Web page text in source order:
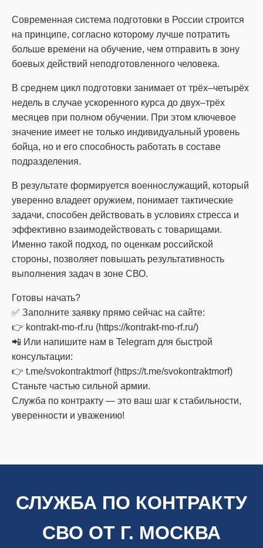
Современная система подготовки в России строится
на принципе, согласно которому лучше потратить
больше времени на обучение, чем отправить в зону
боевых действий неподготовленного человека.
В среднем цикл подготовки занимает от трёх–четырёх
недель в случае ускоренного курса до двух–трёх
месяцев при полном обучении. При этом ключевое
значение имеет не только индивидуальный уровень
бойца, но и его способность работать в составе
подразделения.
В результате формируется военнослужащий, который
уверенно владеет оружием, понимает тактические
задачи, способен действовать в условиях стресса и
эффективно взаимодействовать с товарищами.
Именно такой подход, по оценкам российской
стороны, позволяет повышать результативность
выполнения задач в зоне СВО.
Готовы начать?
✅ Заполните заявку прямо сейчас на сайте:
👉 kontrakt-mo-rf.ru (https://kontrakt-mo-rf.ru/)
📲 Или напишите нам в Telegram для быстрой
консультации:
👉 t.me/svokontraktmorf (https://t.me/svokontraktmorf)
Станьте частью сильной армии.
Служба по контракту — это ваш шаг к стабильности,
уверенности и уважению!
СЛУЖБА ПО КОНТРАКТУ
СВО ОТ Г. МОСКВА